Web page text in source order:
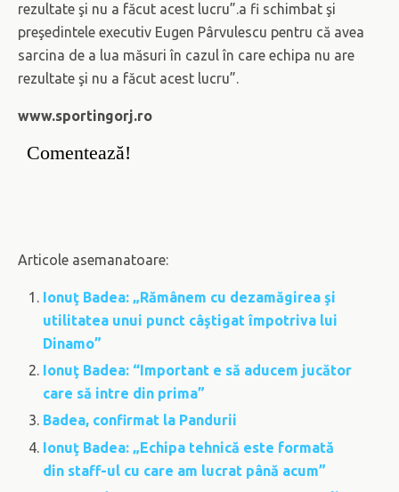
rezultate şi nu a făcut acest lucru”.a fi schimbat şi
preşedintele executiv Eugen Pârvulescu pentru că avea
sarcina de a lua măsuri în cazul în care echipa nu are
rezultate şi nu a făcut acest lucru”.
www.sportingorj.ro
Comentează!
Articole asemanatoare:
Ionuţ Badea: „Rămânem cu dezamăgirea şi
utilitatea unui punct câştigat împotriva lui
Dinamo”
Ionuţ Badea: “Important e să aducem jucător
care să intre din prima”
Badea, confirmat la Pandurii
Ionuţ Badea: „Echipa tehnică este formată
din staff-ul cu care am lucrat până acum”